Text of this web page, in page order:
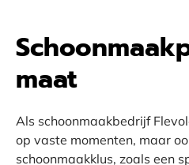
maat
Als schoonmaakbedrijf
op vaste momenten, maar
schoonmaakklus, zoals een